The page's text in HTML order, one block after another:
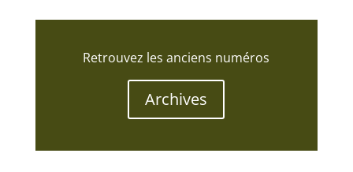
Retrouvez les anciens numéros
Archives